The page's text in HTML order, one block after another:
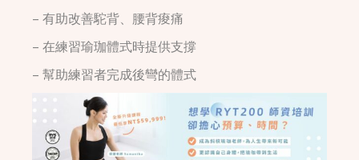
– 有助改善駝背、腰背痠痛
– 在練習瑜珈體式時提供支撐
– 幫助練習者完成後彎的體式